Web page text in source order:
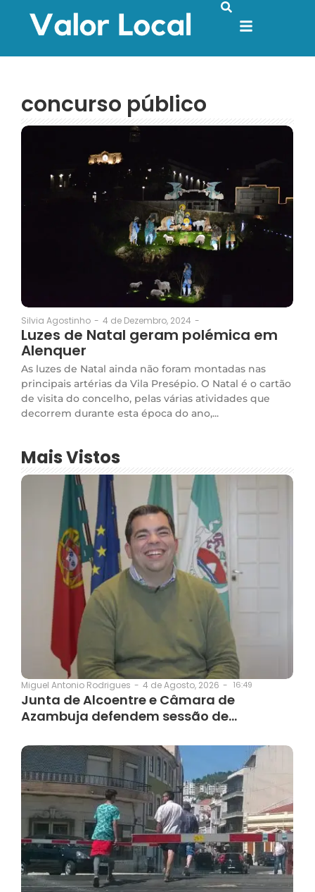
concurso público
Silvia Agostinho - 4 de Dezembro, 2024 -
Luzes de Natal geram polémica em
Alenquer
As luzes de Natal ainda não foram montadas nas
principais artérias da Vila Presépio. O Natal é o cartão
de visita do concelho, pelas várias atividades que
decorrem durante esta época do ano,...
Mais Vistos
Miguel Antonio Rodrigues - 4 de Agosto, 2026 - 16:49
Junta de Alcoentre e Câmara de
Azambuja defendem sessão de…